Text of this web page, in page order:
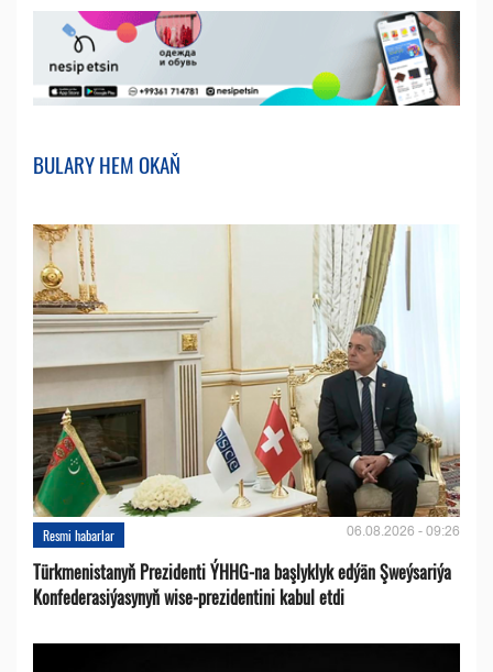
BULARY HEM OKAŇ
Resmi habarlar 06.08.2026 - 09:26
Türkmenistanyň Prezidenti ÝHHG-na başlyklyk edýän Şweýsariýa
Konfederasiýasynyň wise-prezidentini kabul etdi